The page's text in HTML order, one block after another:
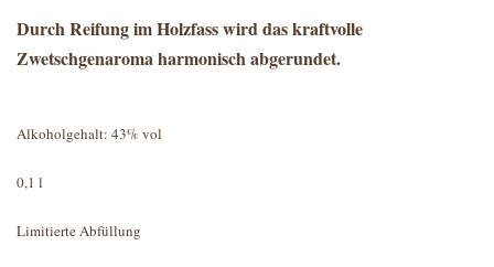
Durch Reifung im Holzfass wird das kraftvolle
Zwetschgenaroma harmonisch abgerundet.
Alkoholgehalt: 43% vol
0,1 l
Limitierte Abfüllung